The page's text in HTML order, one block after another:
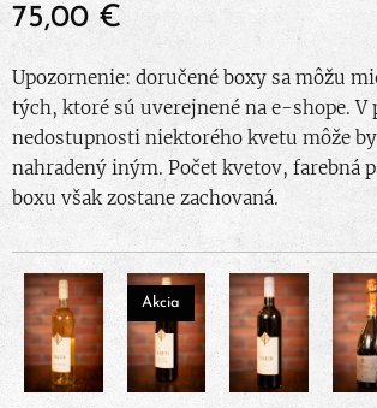
75,00€
Upozornenie: doručené boxy sa môžu
tých, ktoré sú uverejnené na e-shope. V
nedostupnosti niektorého kvetu môže
nahradený iným. Počet kvetov, farebná
boxu však zostane zachovaná.
Akcia